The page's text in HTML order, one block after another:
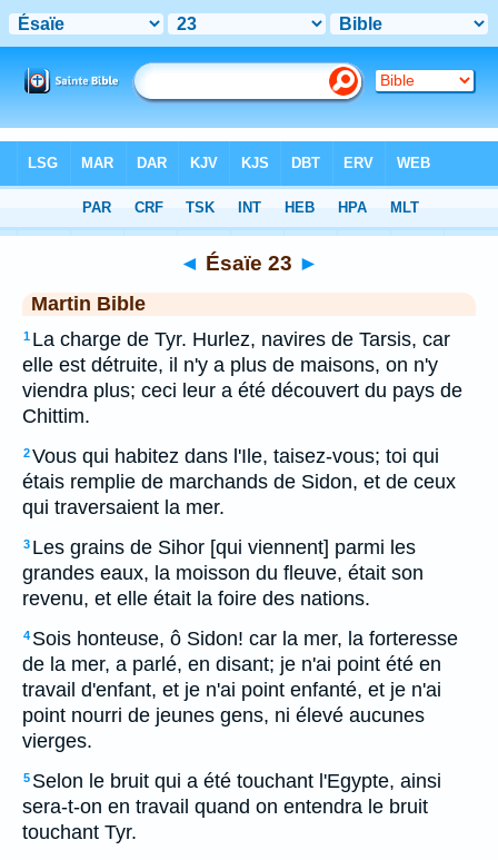
> Ésaïe 23
◄ Ésaïe 23 ►
Martin Bible
1 La charge de Tyr. Hurlez, navires de Tarsis, car
elle est détruite, il n'y a plus de maisons, on n'y
viendra plus; ceci leur a été découvert du pays de
Chittim.
2Vous qui habitez dans l'Ile, taisez-vous; toi qui
étais remplie de marchands de Sidon, et de ceux
qui traversaient la mer.
3 Les grains de Sihor [qui viennent] parmi les
grandes eaux, la moisson du fleuve, était son
revenu, et elle était la foire des nations.
4 Sois honteuse, ô Sidon! car la mer, la forteresse
de la mer, a parlé, en disant; je n'ai point été en
travail d'enfant, et je n'ai point enfanté, et je n'ai
point nourri de jeunes gens, ni élevé aucunes
vierges.
5 Selon le bruit qui a été touchant l'Egypte, ainsi
sera-t-on en travail quand on entendra le bruit
touchant Tyr.